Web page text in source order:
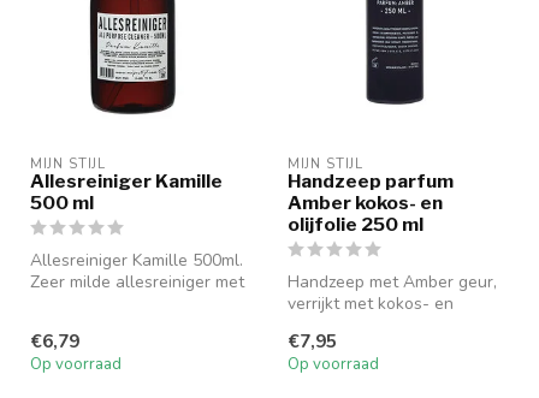
MIJN STIJL
Allesreiniger Kamille
500 ml
Allesreiniger Kamille 500ml.
Zeer milde allesreiniger met
€6,79
Op voorraad
MIJN STIJL
Handzeep parfum
Amber kokos- en
olijfolie 250 ml
Handzeep met Amber geur,
verrijkt met kokos- en
€7,95
Op voorraad